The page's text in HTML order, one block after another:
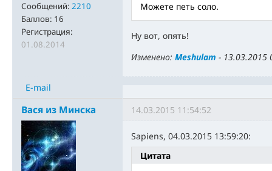
Сообщений: 2210
Баллов: 16
Регистрация:
01.08.2014
Можете петь соло.
Ну вот, опять!
Изменено: Meshulam - 13.03.2015
E-mail
Вася из Минска 14.03.2015 11:54:52
Sapiens, 04.03.2015 13:59:20:
Цитата